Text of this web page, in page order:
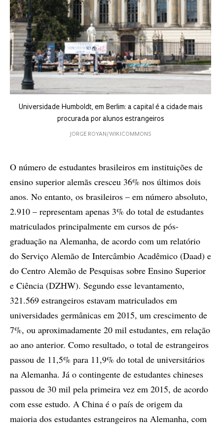
Universidade Humboldt, em Berlim: a capital é a cidade mais
procurada por alunos estrangeiros
JORGE ROYAN/WIKICOMMONS
O número de estudantes brasileiros em instituições de
ensino superior alemãs cresceu 36% nos últimos dois
anos. No entanto, os brasileiros – em número absoluto,
2.910 – representam apenas 3% do total de estudantes
matriculados principalmente em cursos de pós-
graduação na Alemanha, de acordo com um relatório
do Serviço Alemão de Intercâmbio Acadêmico (Daad) e
do Centro Alemão de Pesquisas sobre Ensino Superior
e Ciência (DZHW). Segundo esse levantamento,
321.569 estrangeiros estavam matriculados em
universidades germânicas em 2015, um crescimento de
7%, ou aproximadamente 20 mil estudantes, em relação
ao ano anterior. Como resultado, o total de estrangeiros
passou de 11,5% para 11,9% do total de universitários
na Alemanha. Já o contingente de estudantes chineses
passou de 30 mil pela primeira vez em 2015, de acordo
com esse estudo. A China é o país de origem da
maioria dos estudantes estrangeiros na Alemanha, com